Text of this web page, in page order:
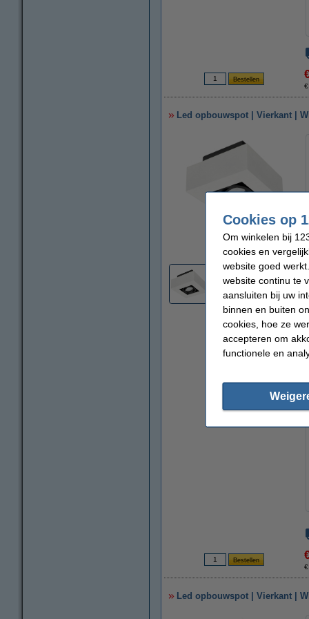
Led opbouwspot | Vierkant |
vergroten
2
Led opbouwspot | Vierkant |
Cookies op
Om winkelen bij
cookies en
website goed
website continu te
aansluiten bij uw
binnen en buiten
cookies, hoe ze
accepteren om
functionele en